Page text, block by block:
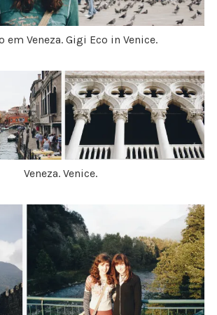
em Veneza. Gigi Eco in Venice.
Veneza. Venice.